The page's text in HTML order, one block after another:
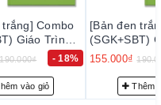
tư vấn thông tin trước
chọn phù hợp nhất với
đầu tư của quý khách.
theo yêu cầu.
trắng] Combo
Giáo Trình
Hàn Seoul 2B - 서
한국어 2B
190.000₫ - 18%
Thêm vào giỏ
[Bản đen
Tiếng
155.000₫